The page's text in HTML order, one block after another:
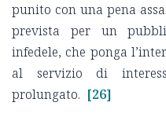
punito con una pena
prevista per un
infedele, che ponga
al servizio di
prolungato. [26]